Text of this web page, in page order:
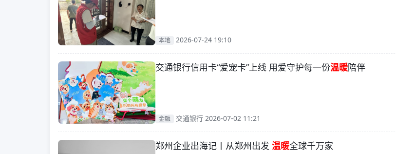
本地 2026-07-24 19:10
交通银行信用卡“爱宠卡”上线 用爱守护每一份温暖陪伴
金融 交通银行 2026-07-02 11:21
郑州企业出海记丨从郑州出发 温暖全球千万家